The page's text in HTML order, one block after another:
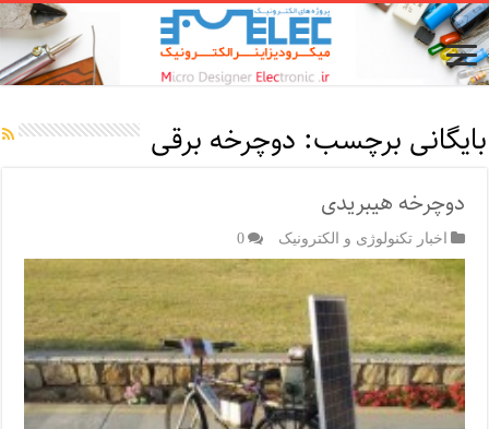
بایگانی برچسب: دوچرخه برقی
دوچرخه هیبریدی
اخبار تکنولوژی و الکترونیک 0